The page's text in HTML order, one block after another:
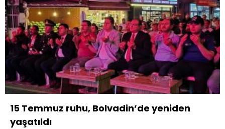
15 Temmuz ruhu, Bolvadin’de yeniden
yaşatıldı